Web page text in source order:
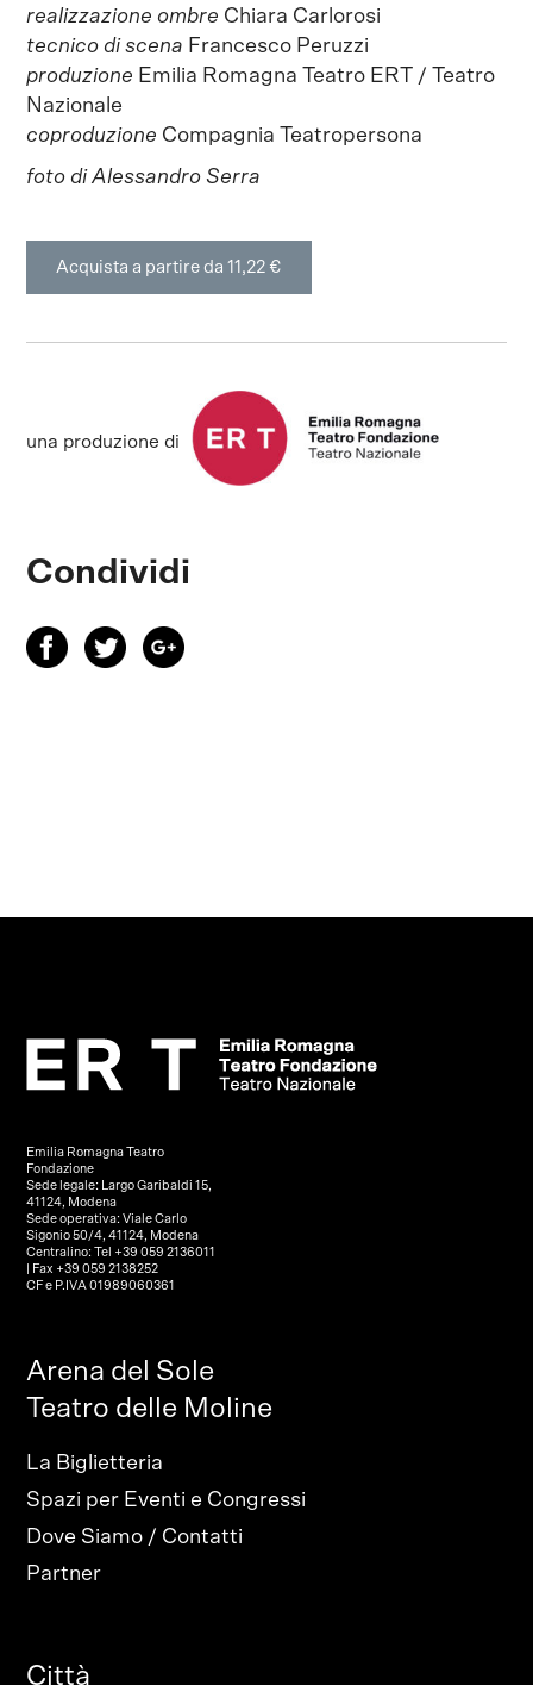
realizzazione ombre Chiara Carlorosi
tecnico di scena Francesco Peruzzi
produzione Emilia Romagna Teatro ERT / Teatro
Nazionale
coproduzione Compagnia Teatropersona
foto di Alessandro Serra
Acquista a partire da 11,22 €
una produzione di
Condividi
Emilia Romagna Teatro
Fondazione
Sede legale: Largo Garibaldi 15,
41124, Modena
Sede operativa: Viale Carlo
Sigonio 50/4, 41124, Modena
Centralino: Tel +39 059 2136011
| Fax +39 059 2138252
CF e P.IVA 01989060361
Arena del Sole
Teatro delle Moline
La Biglietteria
Spazi per Eventi e Congressi
Dove Siamo / Contatti
Partner
Città